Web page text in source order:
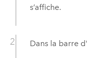
s’affiche.
Dans la barre